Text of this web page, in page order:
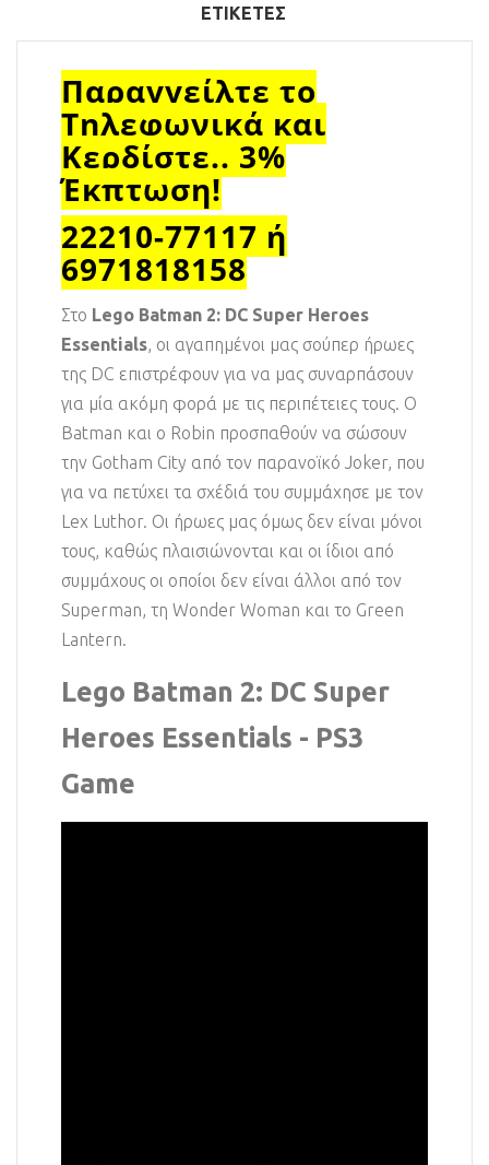
ΕΤΙΚΈΤΕΣ
Παραγγείλτε το
Τηλεφωνικά και
Κερδίστε.. 3%
Έκπτωση!
22210-77117 ή
6971818158
Στο Lego Batman 2: DC Super Heroes
Essentials , οι αγαπημένοι μας σούπερ ήρωες
της DC επιστρέφουν για να μας συναρπάσουν
για μία ακόμη φορά με τις περιπέτειες τους. Ο
Batman και ο Robin προσπαθούν να σώσουν
την Gotham City από τον παρανοϊκό Joker, που
για να πετύχει τα σχέδιά του συμμάχησε με τον
Lex Luthor. Οι ήρωες μας όμως δεν είναι μόνοι
τους, καθώς πλαισιώνονται και οι ίδιοι από
συμμάχους οι οποίοι δεν είναι άλλοι από τον
Superman, τη Wonder Woman και το Green
Lantern.
Lego Batman 2: DC Super
Heroes Essentials - PS3
Game